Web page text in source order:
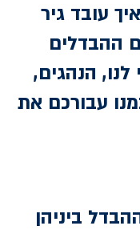
עובד גיר
ההבדלים
לנו, הנהגים,
עבורכם את
ביניהן